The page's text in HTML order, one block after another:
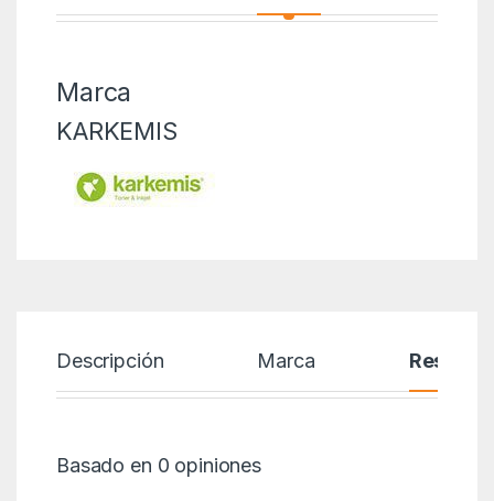
Marca
KARKEMIS
Descripción Marca Reseñas
Basado en 0 opiniones